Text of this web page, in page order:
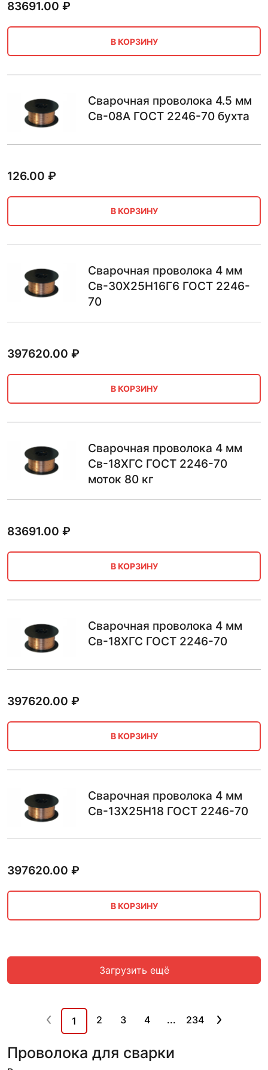
83691.00 ₽
В КОРЗИНУ
Сварочная проволока 4.5 мм
Св-08А ГОСТ 2246-70 бухта
126.00 ₽
В КОРЗИНУ
Сварочная проволока 4 мм
Св-30Х25Н16Г6 ГОСТ 2246-
70
397620.00 ₽
В КОРЗИНУ
Сварочная проволока 4 мм
Св-18ХГС ГОСТ 2246-70
моток 80 кг
83691.00 ₽
В КОРЗИНУ
Сварочная проволока 4 мм
Св-18ХГС ГОСТ 2246-70
397620.00 ₽
В КОРЗИНУ
Сварочная проволока 4 мм
Св-13Х25Н18 ГОСТ 2246-70
397620.00 ₽
В КОРЗИНУ
Загрузить ещё
1 2 3 4 ... 234
Проволока для сварки